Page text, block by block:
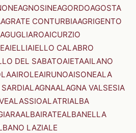
AGNOSINEAGORDOAGOSTA
AGRATE CONTURBIAAGRIGENTO
AGUGLIAROAICURZIO
AIELLIAIELLO CALABRO
DEL SABATOAIETAAILANO
AIROLEAIRUNOAISONEALA
ALAGNAALAGNA VALSESIA
ALASSIOALATRIALBA
ALBAIRATEALBANELLA
LAZIALE